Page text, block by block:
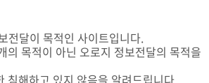
전달이 목적인 사이트입니다.
의 목적이 아닌 오로지 정보전달의 목적을